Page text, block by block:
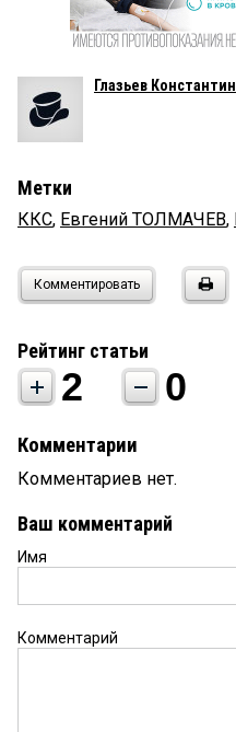
Глазьев Константин
Метки
ККС, Евгений ТОЛМАЧЕВ,
Комментировать
Рейтинг статьи
2 0
Комментарии
Комментариев нет.
Ваш комментарий
Имя
Комментарий